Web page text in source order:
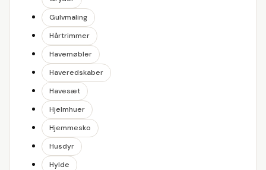
Gulvmaling
Hårtrimmer
Havemøbler
Haveredskaber
Havesæt
Hjelmhuer
Hjemmesko
Husdyr
Hylde